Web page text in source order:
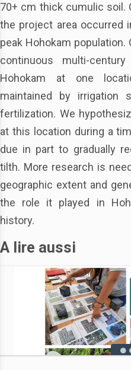
70+ cm thick cumulic soil.
the project area occurred
peak Hohokam
continuous multi-
Hohokam at one
maintained by irrigation
fertilization. We
at this location during a
due in part to gradually
tilth. More research is
geographic extent and
the role it played in
history.
A lire aussi